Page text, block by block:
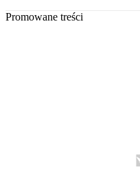
Promowane treści